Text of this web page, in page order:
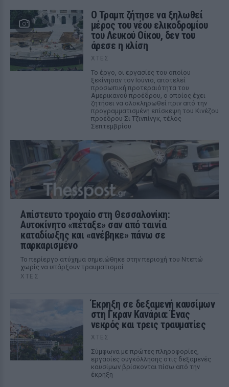
Ο Τραμπ ζήτησε να ξηλωθεί
μέρος του νέου ελικοδρομίου
του Λευκού Οίκου, δεν του
άρεσε η κλίση
ΧΤΕΣ
Το έργο, οι εργασίες του οποίου
ξεκίνησαν τον Ιούνιο, αποτελεί
προσωπική προτεραιότητα του
Αμερικανού προέδρου, ο οποίος έχει
ζητήσει να ολοκληρωθεί πριν από την
προγραμματισμένη επίσκεψη του Κινέζου
προέδρου Σι Τζινπίνγκ, τέλος
Σεπτεμβρίου
Απίστευτο τροχαίο στη Θεσσαλονίκη:
Αυτοκίνητο «πέταξε» σαν από ταινία
καταδίωξης και «ανέβηκε» πάνω σε
παρκαρισμένο
Το περίεργο ατύχημα σημειώθηκε στην περιοχή του Ντεπώ
χωρίς να υπάρξουν τραυματισμοί
ΧΤΕΣ
Έκρηξη σε δεξαμενή καυσίμων
στη Γκραν Κανάρια: Ένας
νεκρός και τρεις τραυματίες
ΧΤΕΣ
Σύμφωνα με πρώτες πληροφορίες,
εργασίες συγκόλλησης στις δεξαμενές
καυσίμων βρίσκονται πίσω από την
έκρηξη